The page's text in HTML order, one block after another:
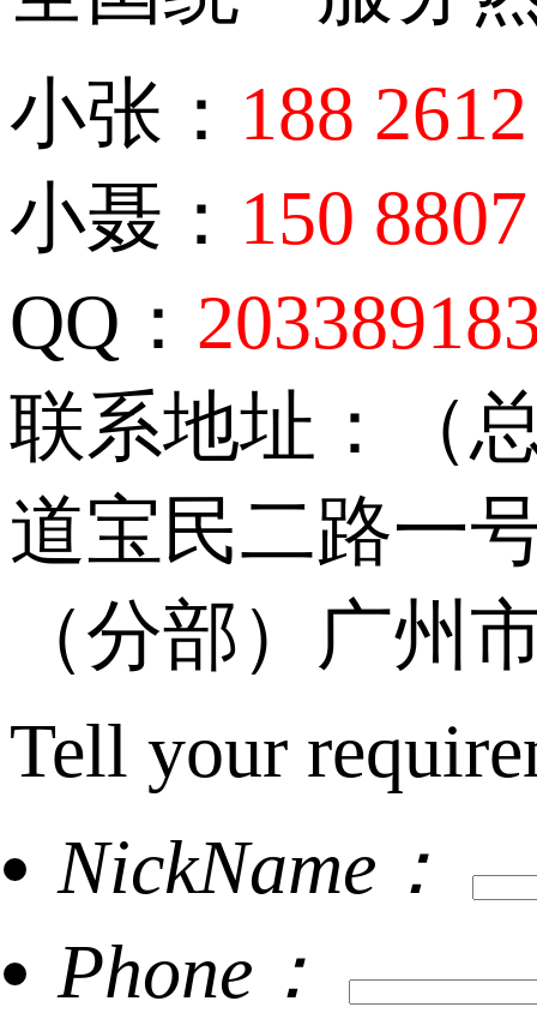
小张： 188
小聂： 150
QQ：
联系地址：（
道宝民二路一
（分部）广州
Tell your
NickName：
Phone：